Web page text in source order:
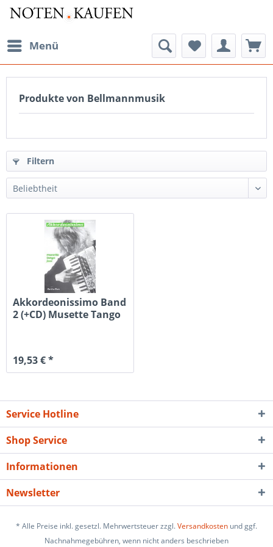
Menü
Produkte von Bellmannmusik
Filtern
Akkordeonissimo Band
2 (+CD) Musette Tango
19,53 € *
Service Hotline
Shop Service
Informationen
Newsletter
* Alle Preise inkl. gesetzl. Mehrwertsteuer zzgl.Versandkosten und ggf.
Nachnahmegebühren, wenn nicht anders beschrieben